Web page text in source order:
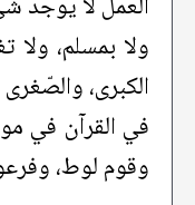
ولا بمسلم، ولا
الكبرى،
في القرآن في
وقوم لوط،